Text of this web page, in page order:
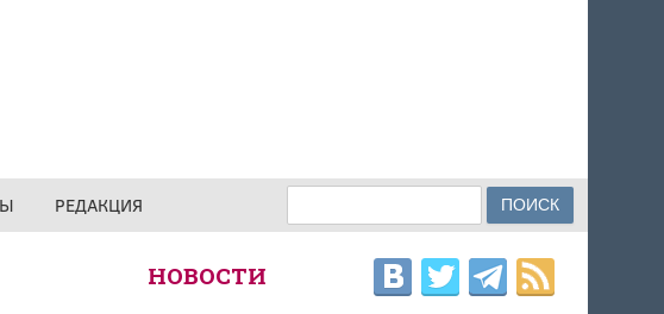
РЕДАКЦИЯ ФОРМА ПОИСКА
НОВОСТИ